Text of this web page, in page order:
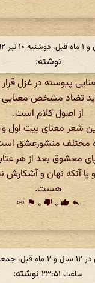
نوشته:
پیوسته در غزل
تضاد مشخص معنایی
از اصول کلام است.
شعر معنای بیت اول
مختلف منشورعشق است
معشوق بعد از هر
آنکه نهان و آشکارش
هست.
reply
thumb_up ۰ thumb_down ۰ flag
link
ساعت ۲۳:۵۱
نوشته: